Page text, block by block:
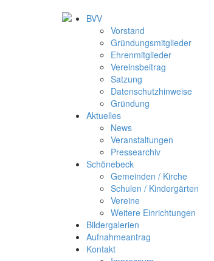
BVV
Vorstand
Gründungsmitglieder
Ehrenmitglieder
Vereinsbeitrag
Satzung
Datenschutzhinweise
Gründung
Aktuelles
News
Veranstaltungen
Pressearchiv
Schönebeck
Gemeinden / Kirche
Schulen / Kindergärten
Vereine
Weitere Einrichtungen
Bildergalerien
Aufnahmeantrag
Kontakt